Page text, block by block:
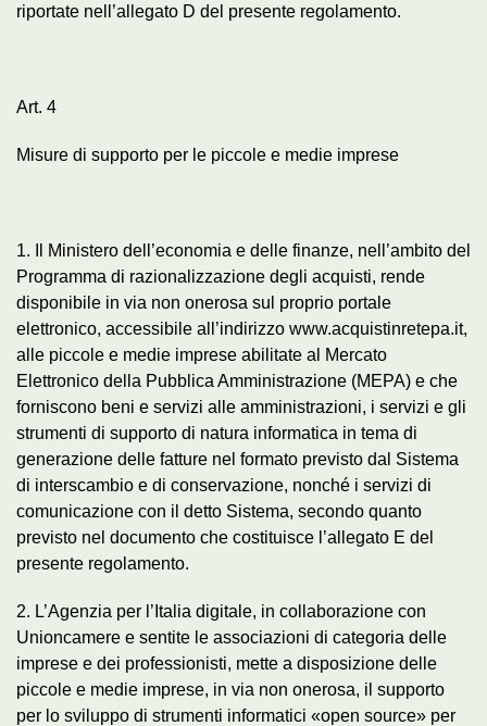
riportate nell’allegato D del presente regolamento.
Art. 4
Misure di supporto per le piccole e medie imprese
1. Il Ministero dell’economia e delle finanze, nell’ambito del
Programma di razionalizzazione degli acquisti, rende
disponibile in via non onerosa sul proprio portale
elettronico, accessibile all’indirizzo www.acquistinretepa.it,
alle piccole e medie imprese abilitate al Mercato
Elettronico della Pubblica Amministrazione (MEPA) e che
forniscono beni e servizi alle amministrazioni, i servizi e gli
strumenti di supporto di natura informatica in tema di
generazione delle fatture nel formato previsto dal Sistema
di interscambio e di conservazione, nonché i servizi di
comunicazione con il detto Sistema, secondo quanto
previsto nel documento che costituisce l’allegato E del
presente regolamento.
2. L’Agenzia per l’Italia digitale, in collaborazione con
Unioncamere e sentite le associazioni di categoria delle
imprese e dei professionisti, mette a disposizione delle
piccole e medie imprese, in via non onerosa, il supporto
per lo sviluppo di strumenti informatici «open source» per